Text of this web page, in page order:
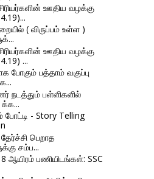
ஊதிய வழக்கு
( விருப்பம் உள்ள )
ஊதிய வழக்கு
...
போகும் பத்தாம் வகுப்பு
நடத்தும் பள்ளிகளில்
க்க...
- Story Telling
பெறாத
சம்ப...
ஆயிரம் பணியிடங்கள்: SSC